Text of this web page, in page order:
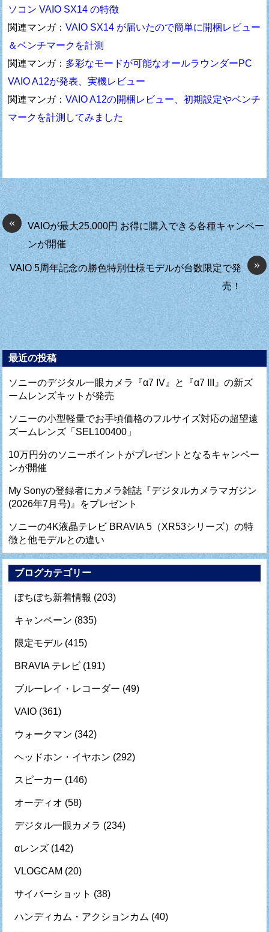
ソコン VAIO SX14 の特徴
関連マンガ：VAIO SX14 が届いたので簡単に開梱レビュー
＆ベンチマークを計測
関連マンガ： 多彩なモードが可能なオールラウンダーPC
VAIO A12が発表、実機レビュー
関連マンガ：VAIO A12の開梱レビュー、初期設定やベンチ
マークを計測してみました
«
VAIOが最大25,000円 お得に購入できる各種キャンペー
ンが開催
»
VAIO 5周年記念の勝色特別仕様モデルが台数限定で発
売！
最近の投稿
ソニーのデジタル一眼カメラ『α7 IV』と『α7 III』の新ズ
ームレンズキットが発売
ソニーの小型軽量でお手頃価格のフルサイズ対応の超望遠
ズームレンズ「SEL100400」
10万円分のソニーポイントがプレゼントとなるキャンペー
ンが開催
My Sonyの登録者にカメラ雑誌『デジタルカメラマガジン
(2026年7月号)』をプレゼント
ソニーの4K液晶テレビ BRAVIA 5（XR53シリーズ）の特
徴と他モデルとの違い
ブログカテゴリー
ぼちぼち新着情報 (203)
キャンペーン (835)
限定モデル (415)
BRAVIA テレビ (191)
ブルーレイ・レコーダー (49)
VAIO (361)
ウォークマン (342)
ヘッドホン・イヤホン (292)
スピーカー (146)
オーディオ (58)
デジタル一眼カメラ (234)
αレンズ (142)
VLOGCAM (20)
サイバーショット (38)
ハンディカム・アクションカム (40)